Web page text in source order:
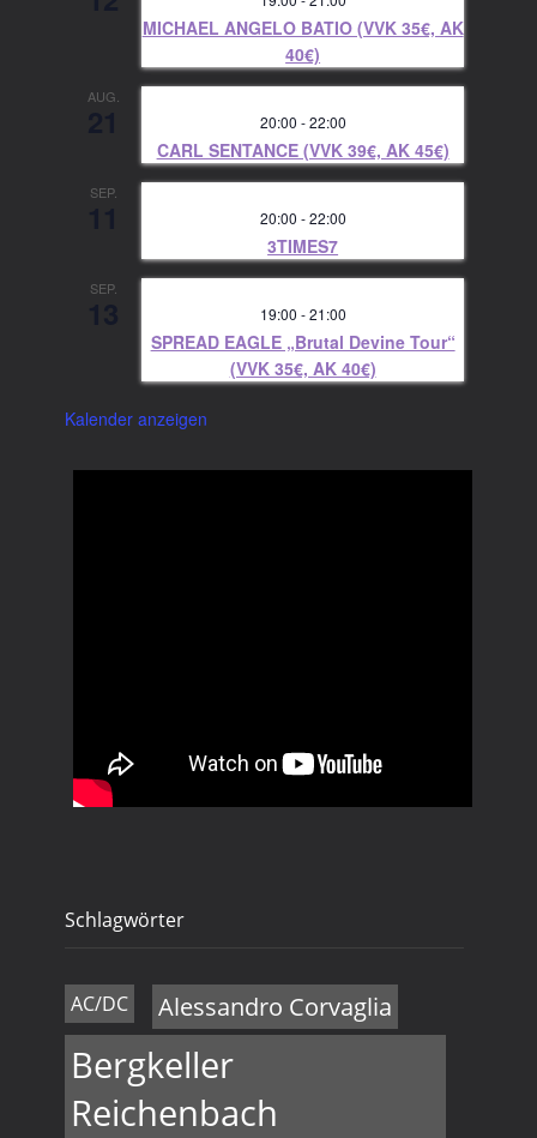
MICHAEL ANGELO BATIO (VVK 35€, AK
40€)
AUG.
20:00 -22:00
CARL SENTANCE (VVK 39€, AK 45€)
SEP.
20:00 -22:00
3TIMES7
SEP.
19:00 -21:00
SPREAD EAGLE „Brutal Devine Tour“
(VVK 35€, AK 40€)
Kalender anzeigen
Schlagwörter
AC/DC Alessandro Corvaglia
Bergkeller
Reichenbach